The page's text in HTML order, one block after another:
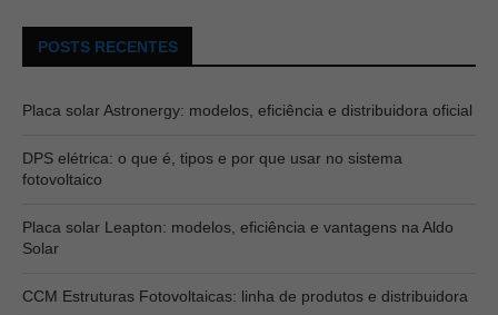
POSTS RECENTES
Placa solar Astronergy: modelos, eficiência e distribuidora oficial
DPS elétrica: o que é, tipos e por que usar no sistema
fotovoltaico
Placa solar Leapton: modelos, eficiência e vantagens na Aldo
Solar
CCM Estruturas Fotovoltaicas: linha de produtos e distribuidora